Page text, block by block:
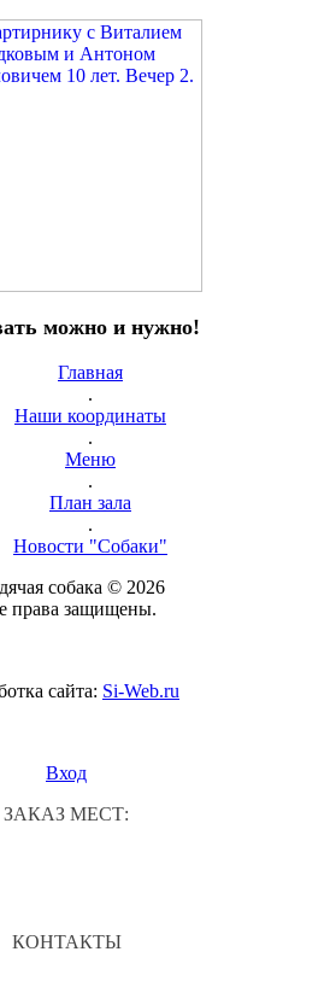
можно и нужно!
Главная
.
Наши координаты
.
Меню
.
План зала
.
Новости "Собаки"
собака © 2026
права защищены.
сайта: Si-Web.ru
Вход
ЗАКАЗ МЕСТ:
КОНТАКТЫ